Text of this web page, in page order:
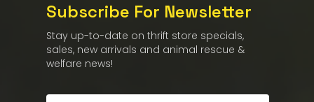
Subscribe For Newsletter
Stay up-to-date on thrift store specials,
sales, new arrivals and animal rescue &
welfare news!